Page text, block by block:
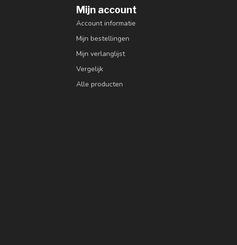
Mijn account
Account informatie
Mijn bestellingen
Mijn verlanglijst
Vergelijk
Alle producten